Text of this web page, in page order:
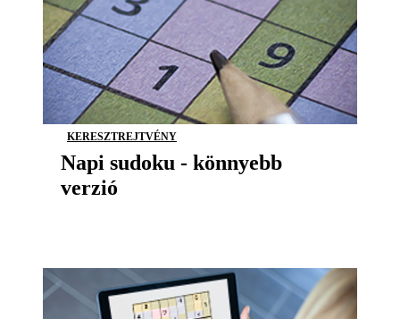
KERESZTREJTVÉNY
Napi sudoku - könnyebb
verzió